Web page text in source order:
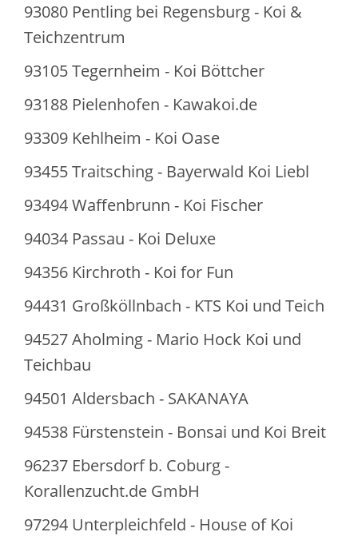
93080 Pentling bei Regensburg - Koi &
Teichzentrum
93105 Tegernheim - Koi Böttcher
93188 Pielenhofen - Kawakoi.de
93309 Kehlheim - Koi Oase
93455 Traitsching - Bayerwald Koi Liebl
93494 Waffenbrunn - Koi Fischer
94034 Passau - Koi Deluxe
94356 Kirchroth - Koi for Fun
94431 Großköllnbach - KTS Koi und Teich
94527 Aholming - Mario Hock Koi und
Teichbau
94501 Aldersbach - SAKANAYA
94538 Fürstenstein - Bonsai und Koi Breit
96237 Ebersdorf b. Coburg -
Korallenzucht.de GmbH
97294 Unterpleichfeld - House of Koi